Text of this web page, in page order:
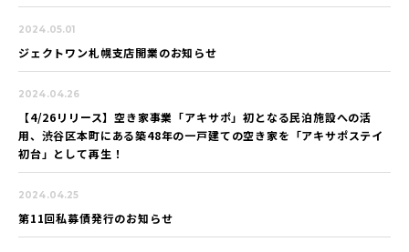
2024.05.01
ジェクトワン札幌支店開業のお知らせ
2024.04.26
【4/26リリース】空き家事業「アキサポ」初となる民泊施設への活
用、渋谷区本町にある築48年の一戸建ての空き家を 「アキサポステイ
初台」として再生！
2024.04.25
第11回私募債発行のお知らせ